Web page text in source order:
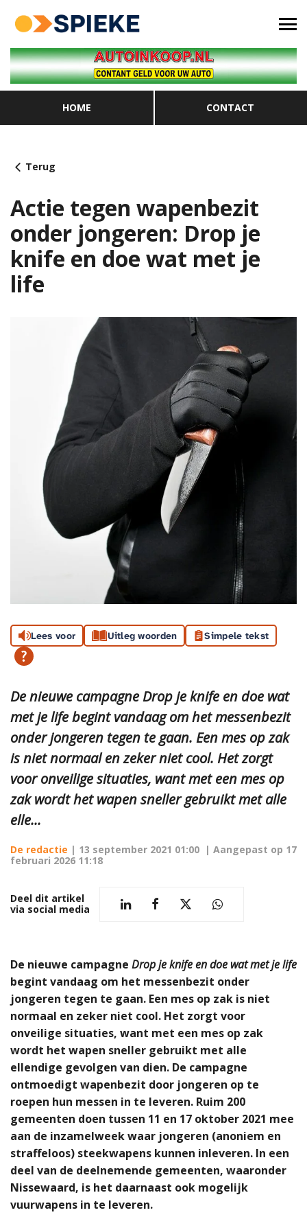
HOME CONTACT
Terug
Actie tegen wapenbezit
onder jongeren: Drop je
knife en doe wat met je
life
Lees voor Uitleg woorden Simpele tekst
De nieuwe campagne Drop je knife en doe wat
met je life begint vandaag om het messenbezit
onder jongeren tegen te gaan. Een mes op zak
is niet normaal en zeker niet cool. Het zorgt
voor onveilige situaties, want met een mes op
zak wordt het wapen sneller gebruikt met alle
elle...
De redactie | 13 september 2021 01:00 | Aangepast op 17
februari 2026 11:18
Deel dit artikel
via social media
De nieuwe campagne Drop je knife en doe wat met je life
begint vandaag om het messenbezit onder
jongeren tegen te gaan. Een mes op zak is niet
normaal en zeker niet cool. Het zorgt voor
onveilige situaties, want met een mes op zak
wordt het wapen sneller gebruikt met alle
ellendige gevolgen van dien. De campagne
ontmoedigt wapenbezit door jongeren op te
roepen hun messen in te leveren. Ruim 200
gemeenten doen tussen 11 en 17 oktober 2021 mee
aan de inzamelweek waar jongeren (anoniem en
straffeloos) steekwapens kunnen inleveren. In een
deel van de deelnemende gemeenten, waaronder
Nissewaard, is het daarnaast ook mogelijk
vuurwapens in te leveren.